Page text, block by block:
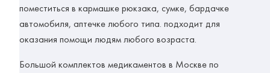
поместиться в кармашке рюкзака, сумке, бардачке
автомобиля, аптечке любого типа. подходит для
оказания помощи людям любого возраста.
Большой комплектов медикаментов в Москве по